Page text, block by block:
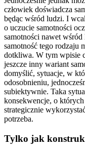
człowiek doświadcza
będąc wśród ludzi. I
o uczucie samotności
samotności nawet
samotność tego rodzaju
dotkliwa. W tym wpisie
jeszcze inny wariant
domyślić, sytuacje, w
odosobnieniu,
subiektywnie. Taka
konsekwencje, o
strategicznie
potrzeba.
Tylko jak